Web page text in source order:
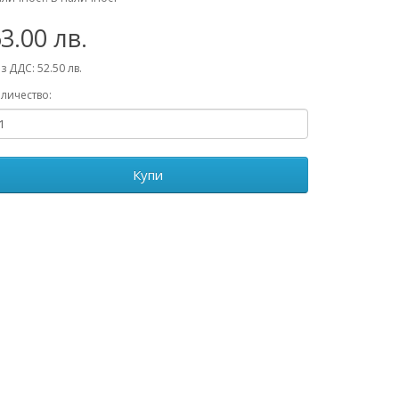
лв.
ДДС: 52.50 лв.
Купи